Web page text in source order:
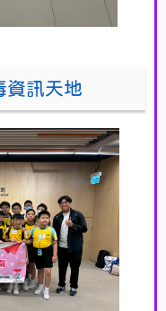
資訊天地